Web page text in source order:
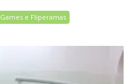
Games e Fliperamas